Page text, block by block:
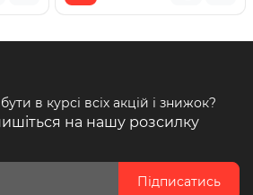
в курсі всіх акцій і знижок?
на нашу розсилку
Підписатись